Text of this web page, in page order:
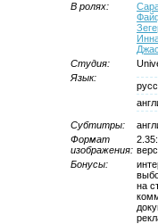
В ролях:
Студия:
Язык:
Субтитры:
Формат
изображения:
Бонусы:
на